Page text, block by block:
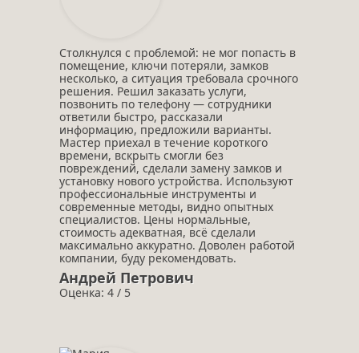
Столкнулся с проблемой: не мог попасть в
помещение, ключи потеряли, замков
несколько, а ситуация требовала срочного
решения. Решил заказать услуги,
позвонить по телефону — сотрудники
ответили быстро, рассказали
информацию, предложили варианты.
Мастер приехал в течение короткого
времени, вскрыть смогли без
повреждений, сделали замену замков и
установку нового устройства. Используют
профессиональные инструменты и
современные методы, видно опытных
специалистов. Цены нормальные,
стоимость адекватная, всё сделали
максимально аккуратно. Доволен работой
компании, буду рекомендовать.
Андрей Петрович
Оценка: 4 / 5